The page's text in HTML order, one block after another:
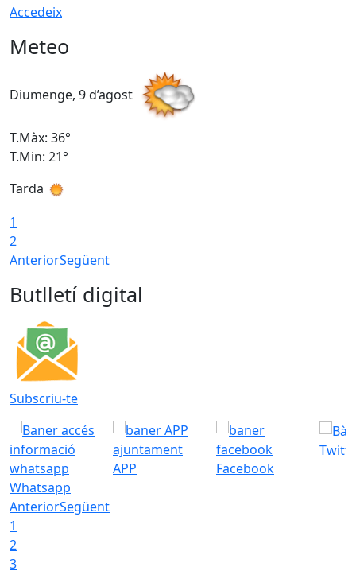
Accedeix
Meteo
Diumenge, 9 d’agost
T.Màx: 36°
T.Min: 21°
Tarda
1
2
AnteriorSegüent
Butlletí digital
Subscriu-te
Whatsapp
APP Facebook
AnteriorSegüent
1
2
3